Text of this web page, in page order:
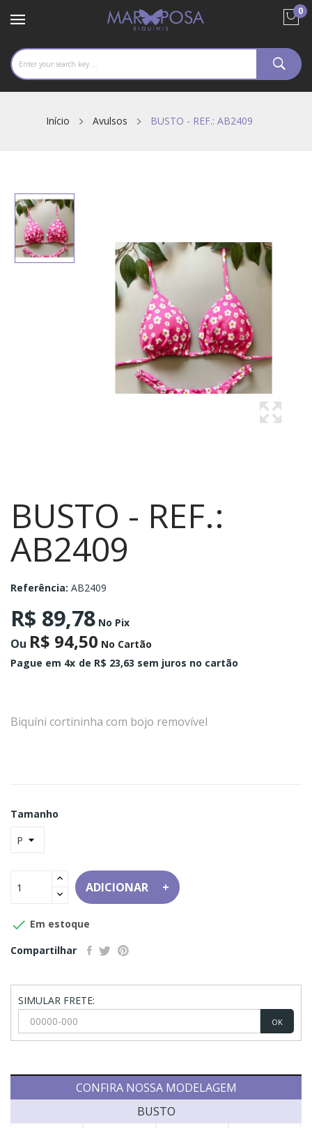
0
Início Avulsos BUSTO - REF.: AB2409
BUSTO - REF.:
AB2409
Referência: AB2409
R$ 89,78 No Pix
Ou R$ 94,50 No Cartão
Pague em 4x de R$ 23,63 sem juros no cartão
Biquíni cortininha com bojo removível
Tamanho
ADICIONAR
 Em estoque
Compartilhar
SIMULAR FRETE:
OK
CONFIRA NOSSA MODELAGEM
BUSTO